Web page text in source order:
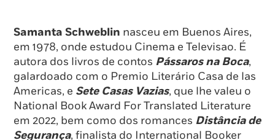
Samanta Schweblin nasceu em Buenos Aires,
em 1978, onde estudou Cinema e Televisao. É
autora dos livros de contos Pássaros na Boca,
galardoado com o Premio Literário Casa de las
Americas, e Sete Casas Vazias, que lhe valeu o
National Book Award For Translated Literature
em 2022, bem como dos romances Distância de
Segurança, finalista do International Booker